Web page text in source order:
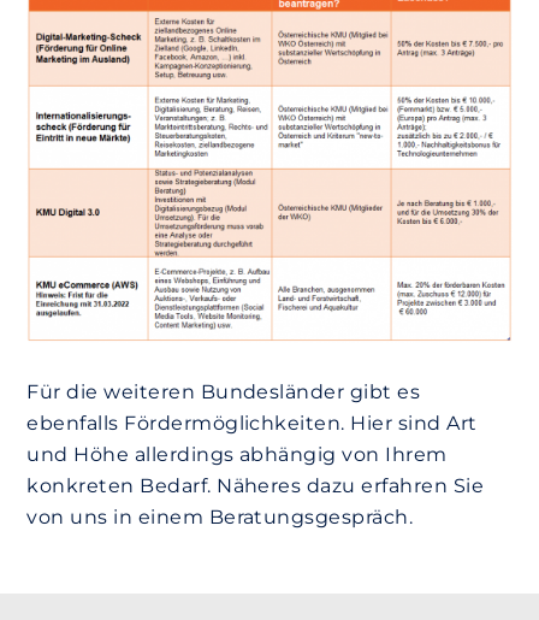
Für die weiteren Bundesländer gibt es
ebenfalls Fördermöglichkeiten. Hier sind Art
und Höhe allerdings abhängig von Ihrem
konkreten Bedarf. Näheres dazu erfahren Sie
von uns in einem Beratungsgespräch.